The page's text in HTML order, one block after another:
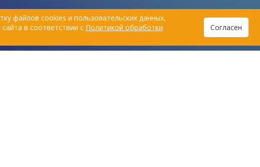
файлов cookies и пользовательских данных,
в соответствии с Политикой обработки
Согласен